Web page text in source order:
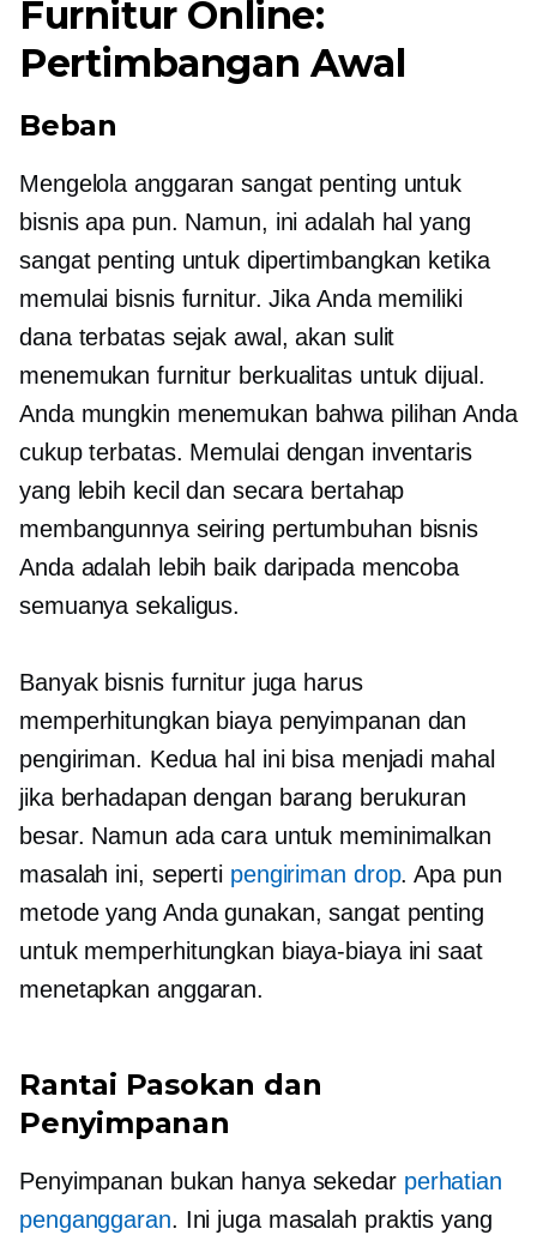
Furnitur Online:
Pertimbangan Awal
Beban
Mengelola anggaran sangat penting untuk
bisnis apa pun. Namun, ini adalah hal yang
sangat penting untuk dipertimbangkan ketika
memulai bisnis furnitur. Jika Anda memiliki
dana terbatas sejak awal, akan sulit
menemukan furnitur berkualitas untuk dijual.
Anda mungkin menemukan bahwa pilihan Anda
cukup terbatas. Memulai dengan inventaris
yang lebih kecil dan secara bertahap
membangunnya seiring pertumbuhan bisnis
Anda adalah lebih baik daripada mencoba
semuanya sekaligus.
Banyak bisnis furnitur juga harus
memperhitungkan biaya penyimpanan dan
pengiriman. Kedua hal ini bisa menjadi mahal
jika berhadapan dengan barang berukuran
besar. Namun ada cara untuk meminimalkan
masalah ini, seperti pengiriman drop. Apa pun
metode yang Anda gunakan, sangat penting
untuk memperhitungkan biaya-biaya ini saat
menetapkan anggaran.
Rantai Pasokan dan
Penyimpanan
Penyimpanan bukan hanya sekedar perhatian
penganggaran. Ini juga masalah praktis yang